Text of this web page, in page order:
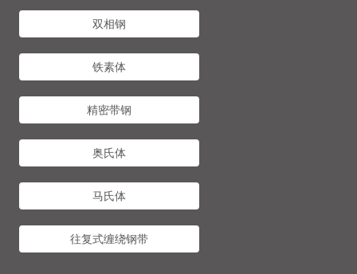
双相钢
铁素体
精密带钢
奥氏体
马氏体
往复式缠绕钢带